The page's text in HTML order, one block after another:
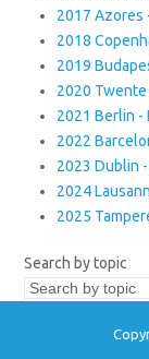
2017 Azores
2018
2019
2020
2021 Berlin -
2022
2023 Dublin
2024
2025
Search by topic